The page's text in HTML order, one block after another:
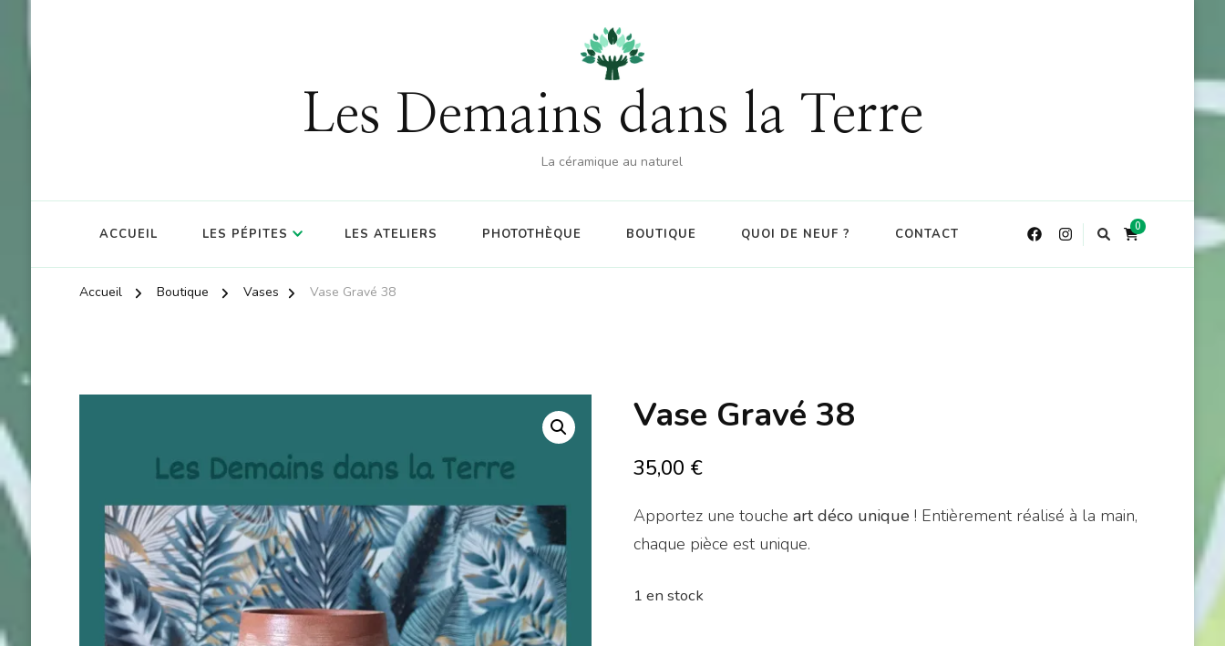
Les Demains dans la Terre
La céramique au naturel
ACCUEIL LES PÉPITES LES ATELIERS PHOTOTHÈQUE BOUTIQUE QUOI DE NEUF ? CONTACT 0
Accueil Boutique Vases Vase Gravé 38
Vase Gravé 38
35,00 €
Apportez une toucheart déco unique ! Entièrement réalisé à la main,
chaque pièce est unique.
1 en stock